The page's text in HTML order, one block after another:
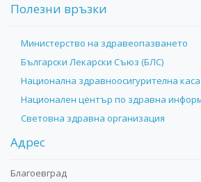
Полезни връзки
Министерство на здравеопазването
Български Лекарски Съюз (БЛС)
Национална здравноосигурителна
Национален център по здравна
Световна здравна организация
Адрес
Благоевград